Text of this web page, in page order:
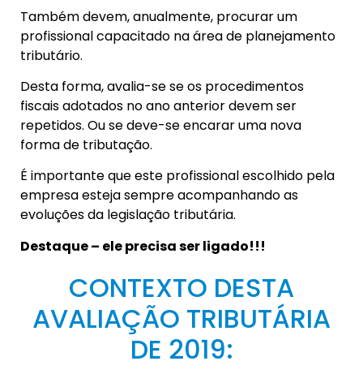
Também devem, anualmente, procurar um
profissional capacitado na área de planejamento
tributário.
Desta forma, avalia-se se os procedimentos
fiscais adotados no ano anterior devem ser
repetidos. Ou se deve-se encarar uma nova
forma de tributação.
É importante que este profissional escolhido pela
empresa esteja sempre acompanhando as
evoluções da legislação tributária.
Destaque – ele precisa ser ligado!!!
CONTEXTO DESTA
AVALIAÇÃO TRIBUTÁRIA
DE 2019: